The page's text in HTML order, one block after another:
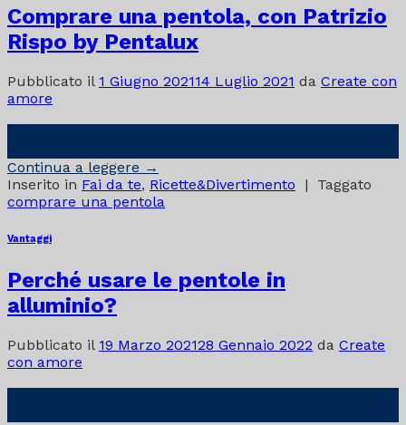
Comprare una pentola, con Patrizio
Rispo by Pentalux
Pubblicato il 1 Giugno 202114 Luglio 2021 da Create con
amore
Continua a leggere →
Inserito in Fai da te, Ricette&Divertimento |
Taggato
comprare una pentola
Vantaggi
Perché usare le pentole in
alluminio?
Pubblicato il 19 Marzo 202128 Gennaio 2022 da Create
con amore